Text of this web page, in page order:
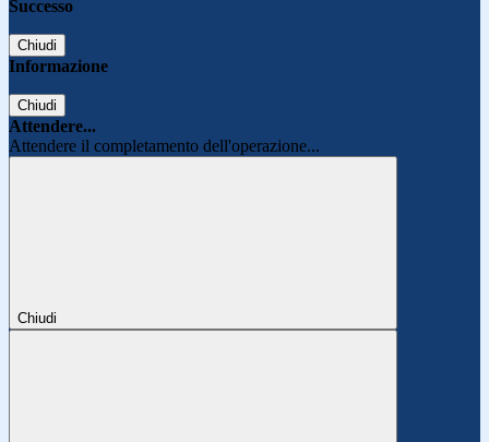
Successo
Chiudi
Informazione
Chiudi
Attendere...
Attendere il completamento dell'operazione...
Chiudi